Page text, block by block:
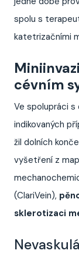
spolu s
katetrizačními
cévním
Ve spolupráci s
indikovaných
žil dolních
vyšetření z
(ClariVein),
sklerotizaci